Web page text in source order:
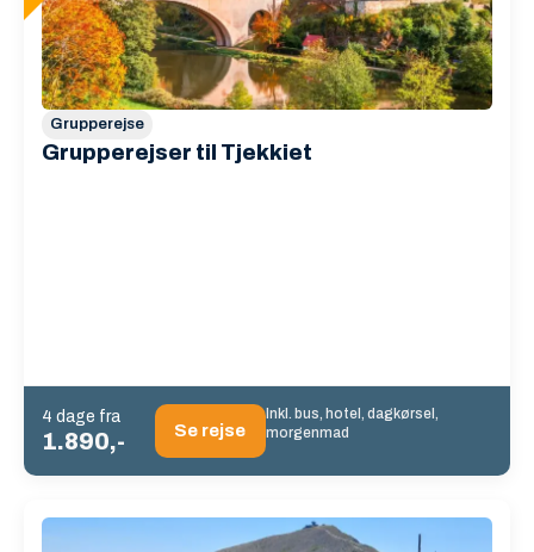
Grupperejse
Grupperejser til Tjekkiet
4 dage fra
1.890,- Se rejse
Inkl. bus, hotel, dagkørsel,
morgenmad